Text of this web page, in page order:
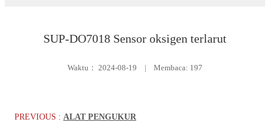
SUP-DO7018 Sensor oksigen terlarut
Waktu： 2024-08-19 | Membaca: 197
PREVIOUS : ALAT PENGUKUR